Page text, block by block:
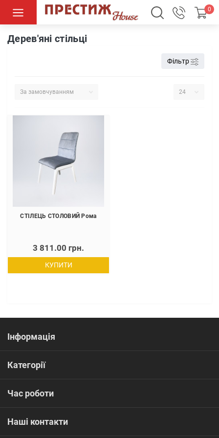
0
Столи та стільці Дерев'яні стільці
Дерев'яні стільці
Фільтр
СТІЛЕЦЬ СТОЛОВИЙ Рома
3 811.00 грн.
КУПИТИ
Інформація
Категорії
Час роботи
Наші контакти